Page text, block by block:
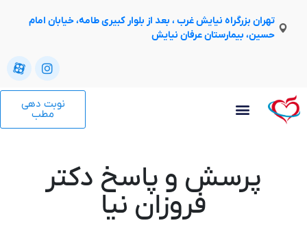
تهران بزرگراه نیایش غرب ، بعد از بلوار کبیری طامه، خیابان امام
حسین، بیمارستان عرفان نیایش
نوبت دهی
پرسش و پاسخ دکتر
فروزان نیا